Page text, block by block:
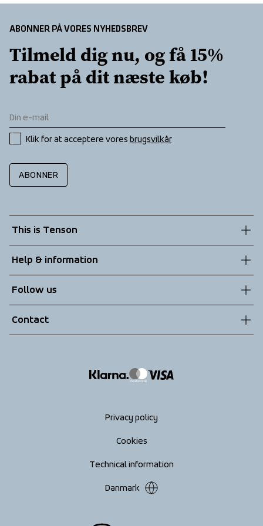
ABONNER PÅ VORES NYHEDSBREV
Tilmeld dig nu, og få 15%
rabat på dit næste køb!
Klik for at acceptere vores brugsvilkår
ABONNER
This is Tenson
Sustainability
Technologies
Help & information
Terms & Conditions
Returns
Follow us
Contact
Privacy policy
Cookies
Technical information
Danmark